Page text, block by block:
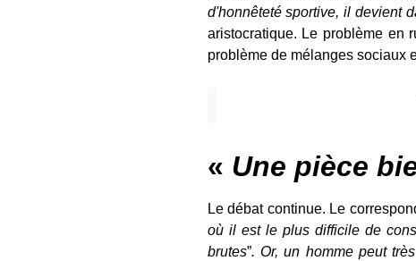
d'honnêteté sportive, il devient
aristocratique. Le problème en
problème de mélanges sociaux
« Une pièce
Le débat continue. Le
où il est le plus difficile de
brutes”. Or, un homme peut